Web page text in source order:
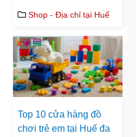
Shop - Địa chỉ tại Huế
Top 10 cửa hàng đồ
chơi trẻ em tại Huế đa